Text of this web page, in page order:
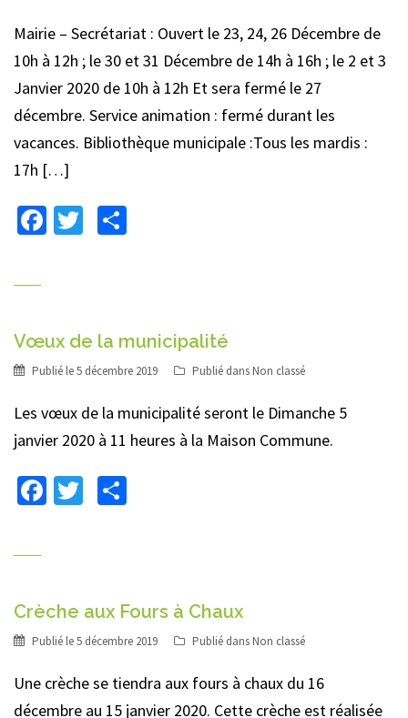
Mairie – Secrétariat : Ouvert le 23, 24, 26 Décembre de
10h à 12h ; le 30 et 31 Décembre de 14h à 16h ; le 2 et 3
Janvier 2020 de 10h à 12h Et sera fermé le 27
décembre. Service animation : fermé durant les
vacances. Bibliothèque municipale :Tous les mardis :
17h […]
Facebook
Twitter
Vœux de la municipalité
Publié le5 décembre 2019 Publié dans Non classé
Les vœux de la municipalité seront le Dimanche 5
janvier 2020 à 11 heures à la Maison Commune.
Facebook
Twitter
Crèche aux Fours à Chaux
Publié le5 décembre 2019 Publié dans Non classé
Une crèche se tiendra aux fours à chaux du 16
décembre au 15 janvier 2020. Cette crèche est réalisée